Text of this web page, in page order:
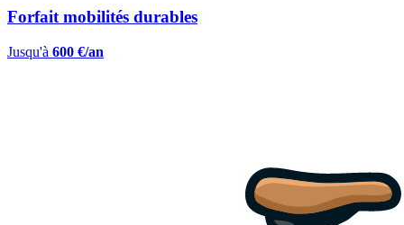
Forfait mobilités durables
Jusqu'à 600 €/an